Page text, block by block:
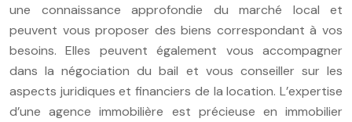
une connaissance approfondie du marché local et
peuvent vous proposer des biens correspondant à vos
besoins. Elles peuvent également vous accompagner
dans la négociation du bail et vous conseiller sur les
aspects juridiques et financiers de la location. L’expertise
d’une agence immobilière est précieuse en immobilier